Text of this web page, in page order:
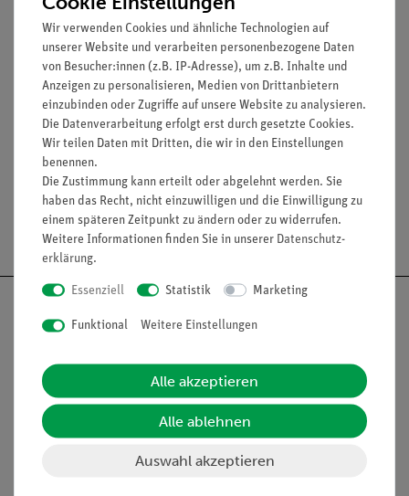
Gas-Vorratsvolumen O2: 40 cm³
Zulässiger Betriebsdruck: 0 - 20 mbar
Grundplatte (mm) : 250 x 120 mm
inklusive Schraubkappen
Media / Downloads
Versandkostenfrei ab 300,- €
Nach oben
Informationen Service
Wir verwenden Cookies und ähnliche Technologien auf
unserer Website und verarbeiten personenbezogene Daten
von Besucher:innen (z.B. IP-Adresse), um z.B. Inhalte und
Anzeigen zu personalisieren, Medien von Drittanbietern
einzubinden oder Zugriffe auf unsere Website zu analysieren.
Die Datenverarbeitung erfolgt erst durch gesetzte Cookies.
Wir teilen Daten mit Dritten, die wir in den Einstellungen
benennen.
Die Zustimmung kann erteilt oder abgelehnt werden. Sie
haben das Recht, nicht einzuwilligen und die Einwilligung zu
einem späteren Zeitpunkt zu ändern oder zu widerrufen.
Weitere Informationen finden Sie in unserer Daten­schutz­
erklärung.
Essenziell Statistik Marketing
Funktional Weitere Einstellungen
Alle akzeptieren
Alle ablehnen
Auswahl akzeptieren